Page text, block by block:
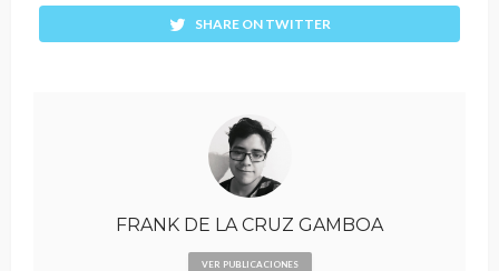
SHARE ON TWITTER
FRANK DE LA CRUZ GAMBOA
VER PUBLICACIONES